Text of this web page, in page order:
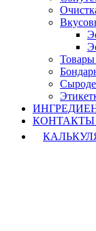
Товары
КОНТАКТЫ